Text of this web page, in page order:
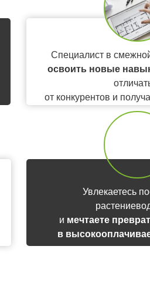
Специалист в
освоить новые
от конкурентов и
Увлекаетесь
и мечтаете
в